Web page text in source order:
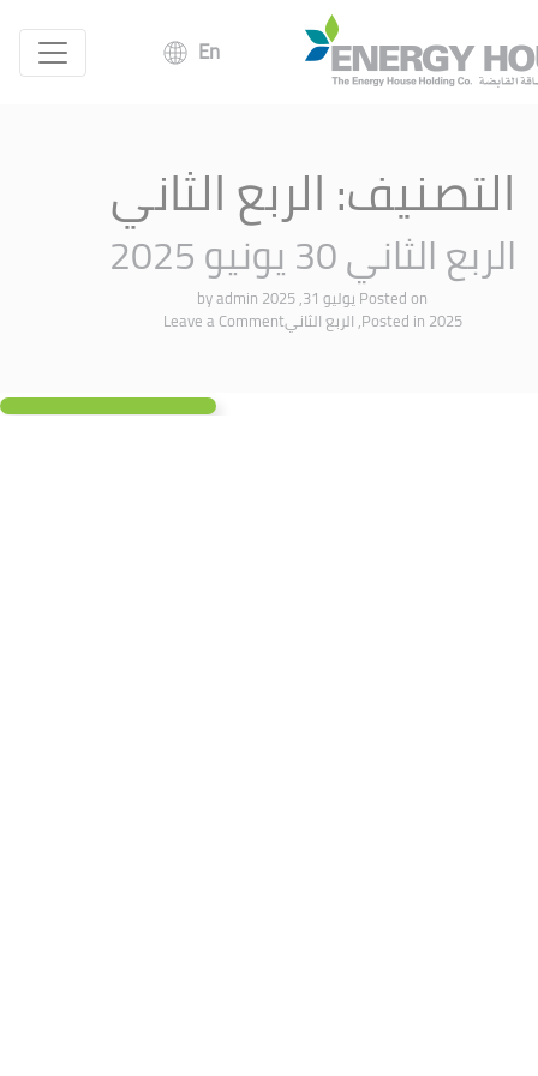
En
التصنيف:الربع الثاني
الربع الثاني 30 يونيو 2025
Posted onيوليو 31, 2025 admin
Posted in 2025
,الربع الثانيLeave a Comment